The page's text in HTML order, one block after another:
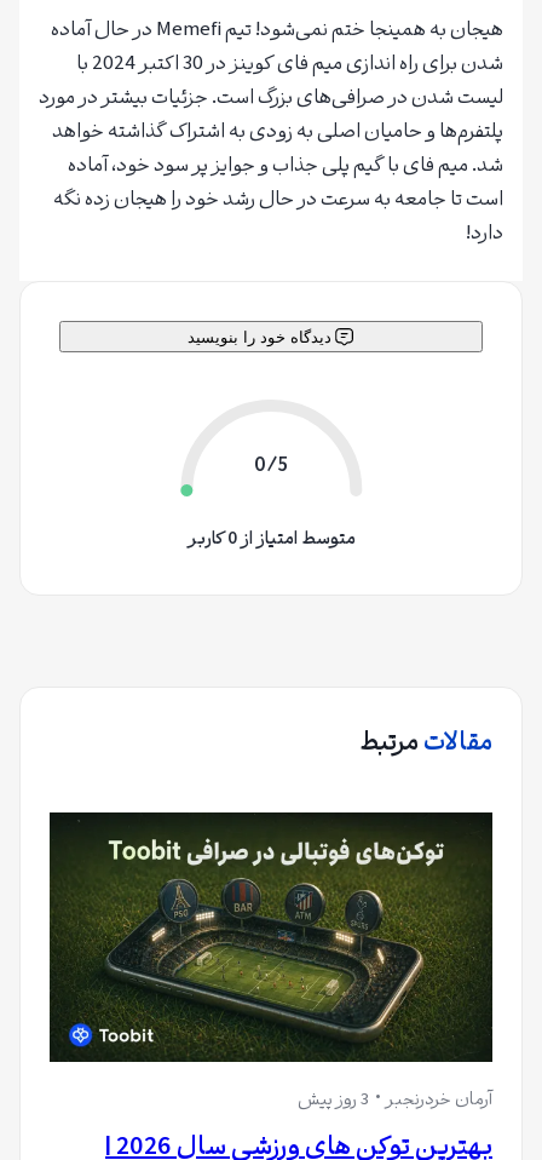
هیجان به همینجا ختم نمی‌شود! تیم Memefi در حال آماده
شدن برای راه اندازی میم فای کوینز در 30 اکتبر 2024 با
لیست شدن در صرافی‌های بزرگ است. جزئیات بیشتر در مورد
پلتفرم‌ها و حامیان اصلی به زودی به اشتراک گذاشته خواهد
شد. میم فای با گیم پلی جذاب و جوایز پر سود خود، آماده
است تا جامعه به سرعت در حال رشد خود را هیجان زده نگه
دارد!
دیدگاه خود را بنویسید
0/5
متوسط امتیاز از 0 کاربر
مقالاتمرتبط
آرمان خردرنجبر 3 روز پیش
بهترین توکن های ورزشی سال 2026 |